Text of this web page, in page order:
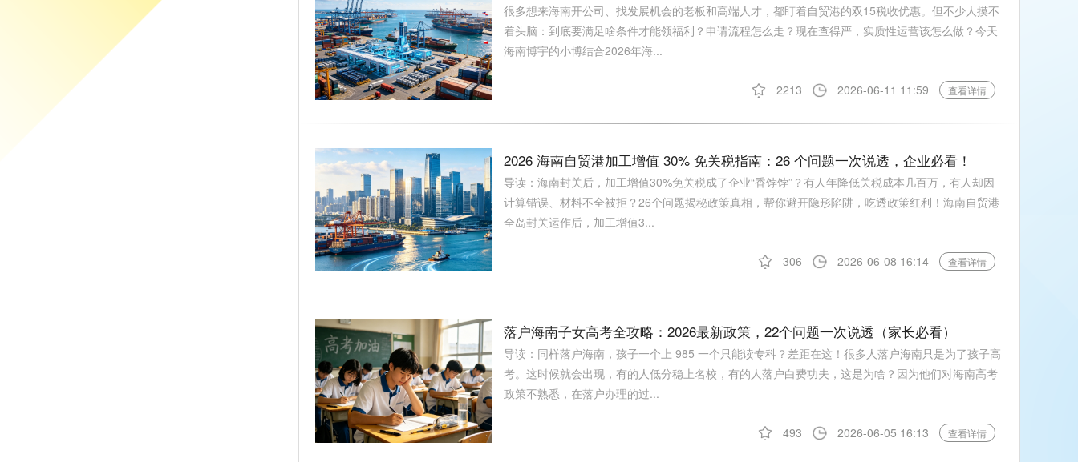
很多想来海南开公司、找发展机会的老板和高端人才，都盯着自贸港的双15税收优惠。但不少人摸不
着头脑：到底要满足啥条件才能领福利？申请流程怎么走？现在查得严，实质性运营该怎么做？今天
海南博宇的小博结合2026年海...
2213 2026-06-11 11:59 查看详情
2026 海南自贸港加工增值 30% 免关税指南：26 个问题一次说透，企业必看！
导读：海南封关后，加工增值30%免关税成了企业“香饽饽”？有人年降低关税成本几百万，有人却因
计算错误、材料不全被拒？26个问题揭秘政策真相，帮你避开隐形陷阱，吃透政策红利！海南自贸港
全岛封关运作后，加工增值3...
306 2026-06-08 16:14 查看详情
落户海南子女高考全攻略：2026最新政策，22个问题一次说透（家长必看）
导读：同样落户海南，孩子一个上 985 一个只能读专科？差距在这！很多人落户海南只是为了孩子高
考。这时候就会出现，有的人低分稳上名校，有的人落户白费功夫，这是为啥？因为他们对海南高考
政策不熟悉，在落户办理的过...
493 2026-06-05 16:13 查看详情